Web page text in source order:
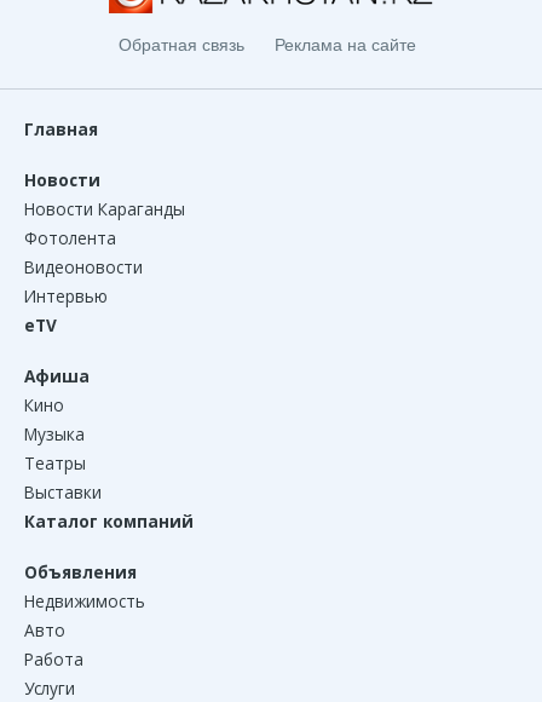
Обратная связь Реклама на сайте
Главная
Новости
Новости Караганды
Фотолента
Видеоновости
Интервью
eTV
Афиша
Кино
Музыка
Театры
Выставки
Каталог компаний
Объявления
Недвижимость
Авто
Работа
Услуги